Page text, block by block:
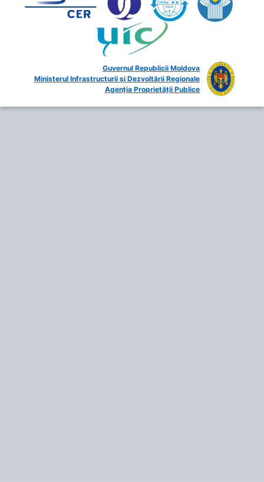
Guvernul Republicii Moldova
Ministerul Infrastructurii și Dezvoltării Regionale
Agenția Proprietății Publice